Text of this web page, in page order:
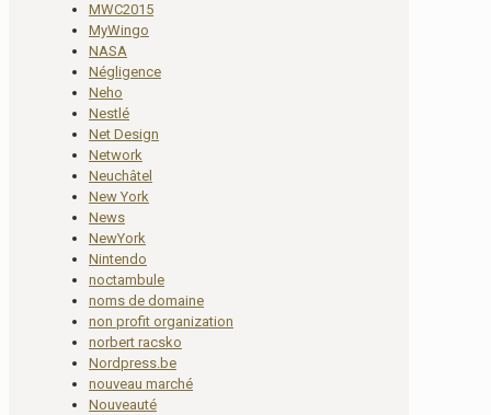
MWC2015
MyWingo
NASA
Négligence
Neho
Nestlé
Net Design
Network
Neuchâtel
New York
News
NewYork
Nintendo
noctambule
noms de domaine
non profit organization
norbert racsko
Nordpress.be
nouveau marché
Nouveauté